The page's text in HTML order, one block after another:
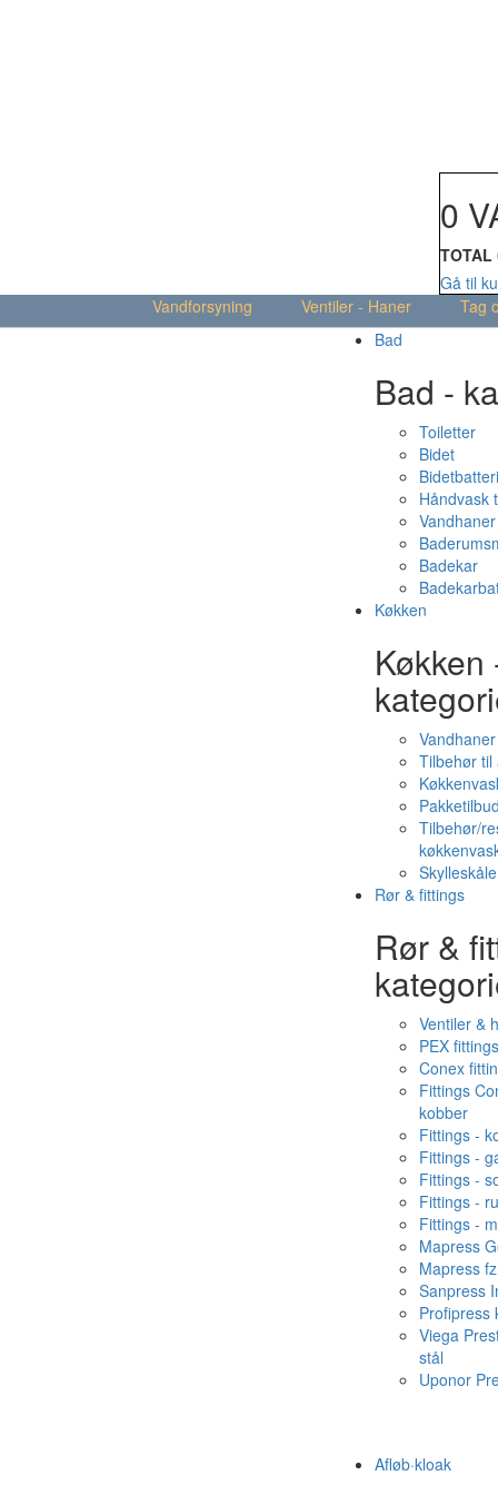
0
TOTAL
Gå til
Vandforsyning
Ventiler - Haner Tag
Bad
Bad -
Toiletter
Bidet
Håndvask
Badekar
Køkken
Køkken
Vandhaner
Tilbehør
Tilbehør/
Rør & fittings
Rør &
Ventiler &
PEX fittings
Conex
Fittings
kobber
Fittings -
Fittings -
Fittings -
Fittings -
Fittings -
Mapress
Mapress fz
Sanpress
Profipress
Viega
stål
Uponor
Afløb·kloak